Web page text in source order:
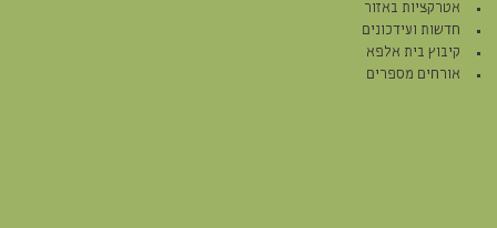
אטרקציות באזור
חדשות ועידכונים
קיבוץ בית אלפא
אורחים מספרים